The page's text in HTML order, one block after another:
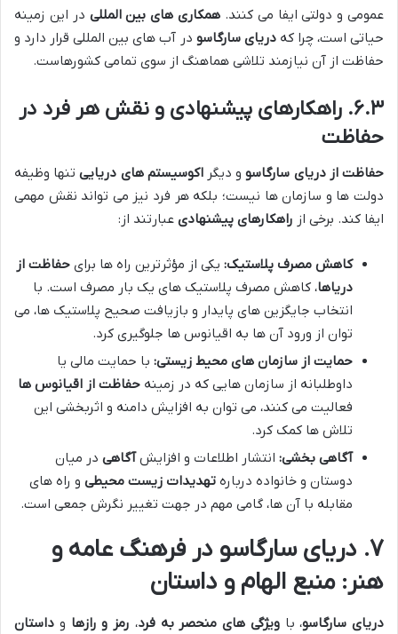
عمومی و دولتی ایفا می کنند. همکاری های بین المللی در این زمینه
حیاتی است، چرا کهدریای سارگاسو در آب های بین المللی قرار دارد و
حفاظت از آن نیازمند تلاشی هماهنگ از سوی تمامی کشورهاست.
۶.۳. راهکارهای پیشنهادی و نقش هر فرد در
حفاظت
حفاظت از دریای سارگاسوو دیگراکوسیستم های دریاییتنها وظیفه
دولت ها و سازمان ها نیست؛ بلکه هر فرد نیز می تواند نقش مهمی
ایفا کند. برخی از راهکارهای پیشنهادی عبارتند از:
کاهش مصرف پلاستیک: یکی از مؤثرترین راه ها برای حفاظت از
دریاها، کاهش مصرف پلاستیک های یک بار مصرف است. با
انتخاب جایگزین های پایدار و بازیافت صحیح پلاستیک ها، می
توان از ورود آن ها به اقیانوس ها جلوگیری کرد.
حمایت از سازمان های محیط زیستی: با حمایت مالی یا
داوطلبانه از سازمان هایی که در زمینه حفاظت از اقیانوس ها
فعالیت می کنند، می توان به افزایش دامنه و اثربخشی این
تلاش ها کمک کرد.
آگاهی بخشی: انتشار اطلاعات و افزایشآگاهی در میان
دوستان و خانواده درباره تهدیدات زیست محیطی و راه های
مقابله با آن ها، گامی مهم در جهت تغییر نگرش جمعی است.
۷. دریای سارگاسو در فرهنگ عامه و
هنر: منبع الهام و داستان
دریای سارگاسو، باویژگی های منحصر به فرد، رمز و رازها و داستان